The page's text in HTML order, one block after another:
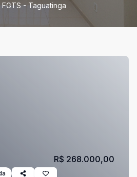
- Taguatinga
R$ 268.000,00